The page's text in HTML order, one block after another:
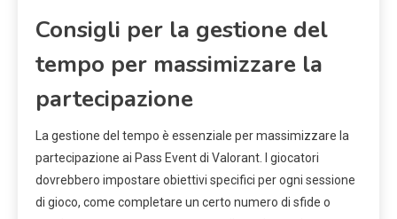
Consigli per la gestione del
tempo per massimizzare la
partecipazione
La gestione del tempo è essenziale per massimizzare la
partecipazione ai Pass Event di Valorant. I giocatori
dovrebbero impostare obiettivi specifici per ogni sessione
di gioco, come completare un certo numero di sfide o